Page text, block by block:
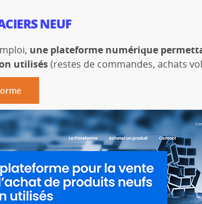
NEUF
une plateforme numérique
utilisés(restes de commandes, achats